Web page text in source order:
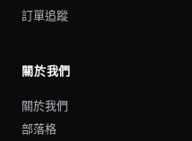
訂單追蹤
關於我們
關於我們
部落格